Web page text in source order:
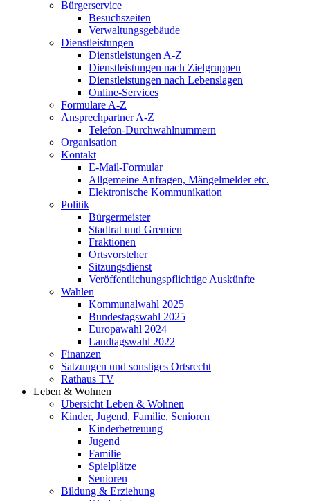
Bürgerservice
Besuchszeiten
Verwaltungsgebäude
Dienstleistungen
Dienstleistungen A-Z
Dienstleistungen nach Zielgruppen
Dienstleistungen nach Lebenslagen
Online-Services
Formulare A-Z
Ansprechpartner A-Z
Telefon-Durchwahlnummern
Organisation
Kontakt
E-Mail-Formular
Allgemeine Anfragen, Mängelmelder etc.
Elektronische Kommunikation
Politik
Bürgermeister
Stadtrat und Gremien
Fraktionen
Ortsvorsteher
Sitzungsdienst
Veröffentlichungspflichtige Auskünfte
Wahlen
Kommunalwahl 2025
Bundestagswahl 2025
Europawahl 2024
Landtagswahl 2022
Finanzen
Satzungen und sonstiges Ortsrecht
Rathaus TV
Leben & Wohnen
Übersicht Leben & Wohnen
Kinder, Jugend, Familie, Senioren
Kinderbetreuung
Jugend
Familie
Spielplätze
Senioren
Bildung & Erziehung